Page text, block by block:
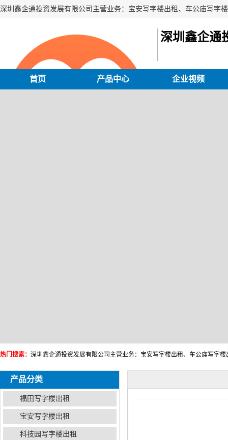
深圳鑫企通
首页 产品中心 企业视频
热门搜索：
产品分类
福田写字楼出租
宝安写字楼出租
科技园写字楼出租